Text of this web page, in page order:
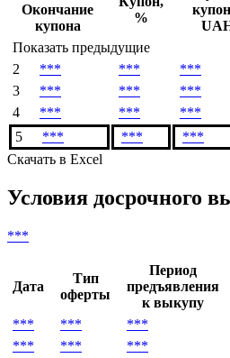
Окончание
купона
%
Показать предыдущие
2
*** *** ***
3
*** *** ***
4
*** *** ***
5
*** *** ***
Скачать в Excel
Условия досрочного
***
Дата
Тип
оферты
Период
предъявления
к выкупу
***
*** ***
***
*** ***